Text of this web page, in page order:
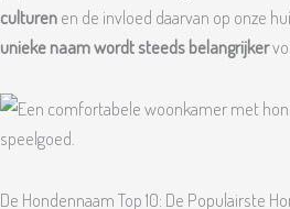
culturenen de invloed daarvan op onze
unieke naam wordt steeds belangrijker
De Hondennaam Top 10: De Populairste